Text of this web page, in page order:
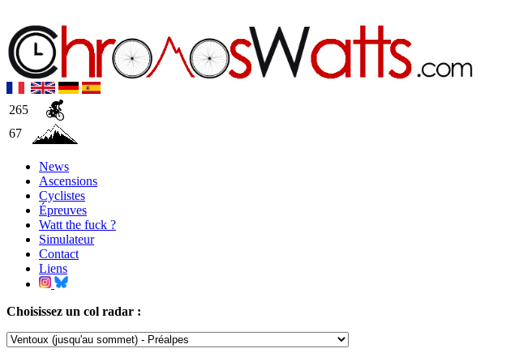
265
67
News
Ascensions
Cyclistes
Épreuves
Watt the fuck ?
Simulateur
Contact
Liens
Choisissez un col radar :